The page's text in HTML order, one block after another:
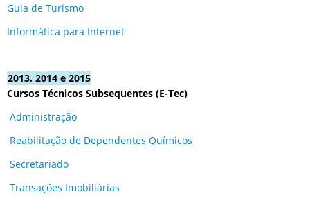
Guia de Turismo
Informática para Internet
2013, 2014 e 2015
Cursos Técnicos Subsequentes (E-Tec)
Administração
Reabilitação de Dependentes Químicos
Secretariado
Transações Imobiliárias